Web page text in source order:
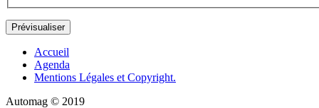
Accueil
Agenda
Mentions Légales et Copyright.
Automag © 2019